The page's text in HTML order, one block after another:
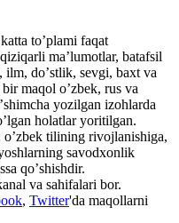
toʼplami faqat
maʼlumotlar, batafsil
doʼstlik, sevgi, baxt va
maqol oʼzbek, rus va
yozilgan izohlarda
holatlar yoritilgan.
tilining rivojlanishiga,
savodxonlik
qoʼshishdir.
va sahifalari bor.
, Twitter'da maqollarni